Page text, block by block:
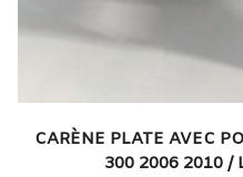
CARÈNE PLATE AVEC
300 2006 2010 /